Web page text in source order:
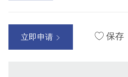
立即申请 保存